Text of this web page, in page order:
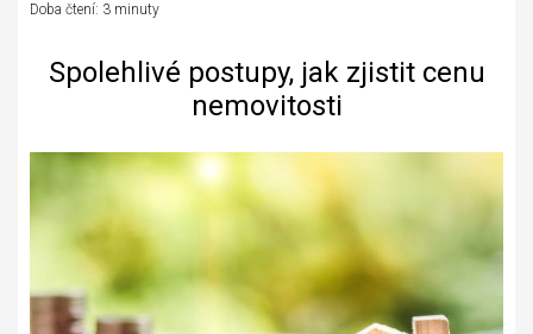
Doba čtení: 3 minuty
Spolehlivé postupy, jak zjistit cenu
nemovitosti